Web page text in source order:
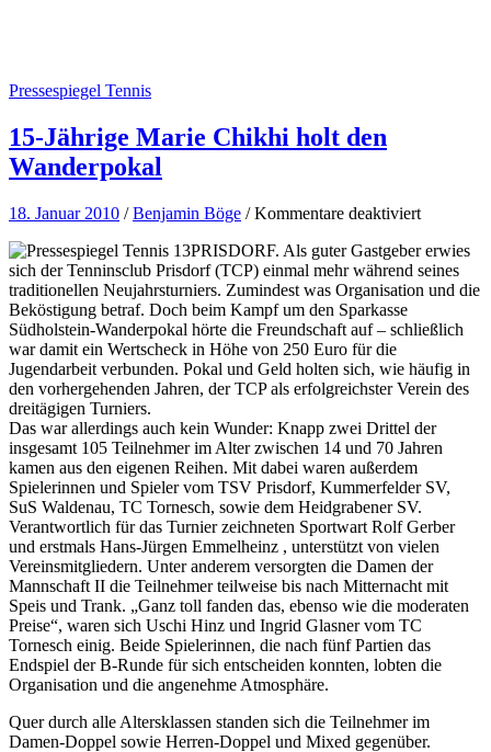
Pressespiegel Tennis
15-Jährige Marie Chikhi holt den
Wanderpokal
18. Januar 2010 /Benjamin Böge /Kommentare deaktiviertfür
Jährige
Marie
Chikhi
den
PRISDORF. Als guter Gastgeber erwies
sich der Tenninsclub Prisdorf (TCP) einmal mehr während seines
traditionellen Neujahrsturniers. Zumindest was Organisation und die
Beköstigung betraf. Doch beim Kampf um den Sparkasse
Südholstein-Wanderpokal hörte die Freundschaft auf – schließlich
war damit ein Wertscheck in Höhe von 250 Euro für die
Jugendarbeit verbunden. Pokal und Geld holten sich, wie häufig in
den vorhergehenden Jahren, der TCP als erfolgreichster Verein des
dreitägigen Turniers.
Das war allerdings auch kein Wunder: Knapp zwei Drittel der
insgesamt 105 Teilnehmer im Alter zwischen 14 und 70 Jahren
kamen aus den eigenen Reihen. Mit dabei waren außerdem
Spielerinnen und Spieler vom TSV Prisdorf, Kummerfelder SV,
SuS Waldenau, TC Tornesch, sowie dem Heidgrabener SV.
Verantwortlich für das Turnier zeichneten Sportwart Rolf Gerber
und erstmals Hans-Jürgen Emmelheinz , unterstützt von vielen
Vereinsmitgliedern. Unter anderem versorgten die Damen der
Mannschaft II die Teilnehmer teilweise bis nach Mitternacht mit
Speis und Trank. „Ganz toll fanden das, ebenso wie die moderaten
Preise“, waren sich Uschi Hinz und Ingrid Glasner vom TC
Tornesch einig. Beide Spielerinnen, die nach fünf Partien das
Endspiel der B-Runde für sich entscheiden konnten, lobten die
Organisation und die angenehme Atmosphäre.
Quer durch alle Altersklassen standen sich die Teilnehmer im
Damen-Doppel sowie Herren-Doppel und Mixed gegenüber.